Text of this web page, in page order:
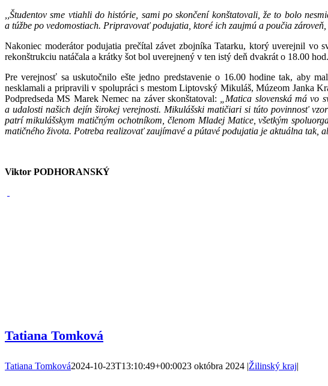
,,Študentov sme vtiahli do histórie, sami po skončení konštatovali, že to bolo
a túžbe po vedomostiach. Pripravovať podujatia, ktoré ich zaujmú a poučia zároveň,
Nakoniec moderátor podujatia prečítal závet zbojníka Tatarku, ktorý uverejnil vo
rekonštrukciu natáčala a krátky šot bol uverejnený v ten istý deň dvakrát o 18.00
Pre verejnosť sa uskutočnilo ešte jedno predstavenie o 16.00 hodine tak, aby
nesklamali a pripravili v spolupráci s mestom Liptovský Mikuláš, Múzeom Janka
Podpredseda MS Marek Nemec na záver skonštatoval:
„Matica slovenská má vo
a udalosti našich dejín širokej verejnosti. Mikulášski matičiari si túto povinnosť
patrí mikulášskym matičným ochotníkom, členom Mladej Matice, všetkým
matičného života. Potreba realizovať zaujímavé a pútavé podujatia je aktuálna tak,
Viktor PODHORANSKÝ
Tatiana Tomková
Tatiana Tomková2024-10-23T13:10:49+00:0023 októbra 2024 |Žilinský kraj|